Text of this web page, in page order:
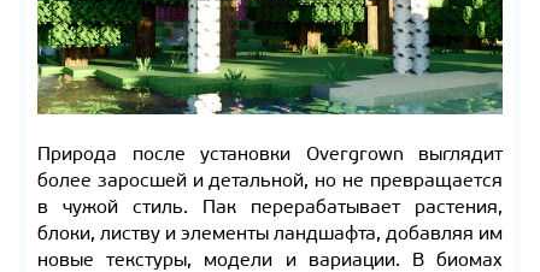
Природа после установки Overgrown выглядит
более заросшей и детальной, но не превращается
в чужой стиль. Пак перерабатывает растения,
блоки, листву и элементы ландшафта, добавляя им
новые текстуры, модели и вариации. В биомах